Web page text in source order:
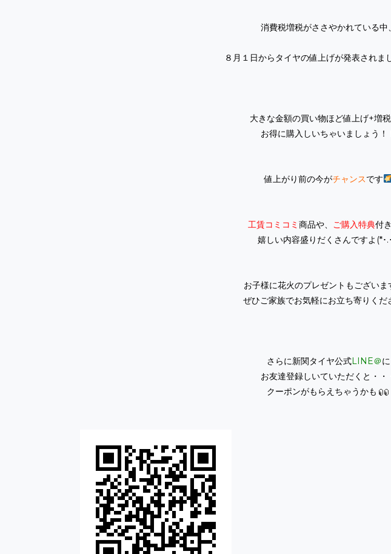
消費税増税がささやかれている中、
８月１日からタイヤの値上げが発表されま
大きな金額の買い物ほど値上げ+増
お得に購入しいちゃいましょう！
値上がり前の今がチャンスです
工賃コミコミ 商品や、 ご購入特典付
嬉しい内容盛りだくさんですよ(*･.
お子様に花火のプレゼントもございま
ぜひご家族でお気軽にお立ち寄りくだ
さらに新関タイヤ公式LINE＠に
お友達登録しいていただくと・・
クーポンがもらえちゃうかも